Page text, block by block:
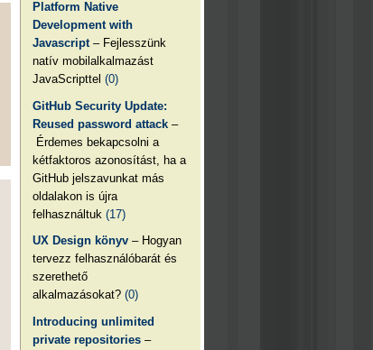
Platform Native
Development with
Javascript – Fejlesszünk
natív mobilalkalmazást
JavaScripttel(0)
GitHub Security Update:
Reused password attack –
Érdemes bekapcsolni a
kétfaktoros azonosítást, ha a
GitHub jelszavunkat más
oldalakon is újra
felhasználtuk(17)
UX Design könyv – Hogyan
tervezz felhasználóbarát és
szerethető
alkalmazásokat?(0)
Introducing unlimited
private repositories –